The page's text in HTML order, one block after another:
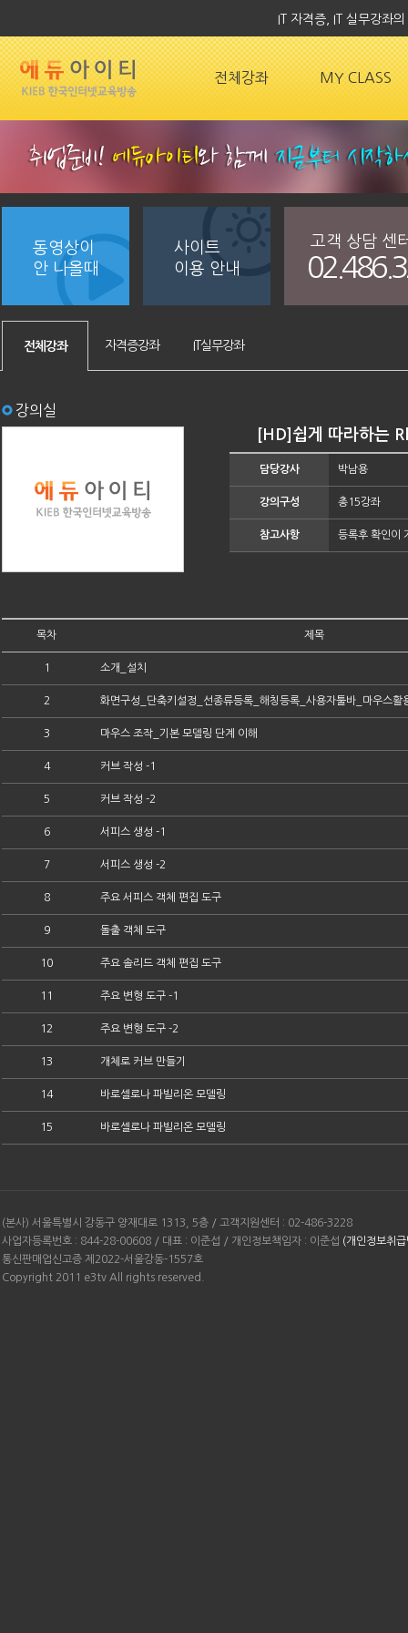
IT 자격증, IT 실무강좌
전체강좌 MY CLASS
동영상이
안 나올때
사이트
이용 안내
고객 상담 센
전체강좌 자격증강좌 IT실무강좌
강의실
[HD]쉽게 따라하는
담당강사 박남용
강의구성 총15강좌
참고사항 등록후 확인이
목차 제목
1 소개_설치
2 화면구성_단축키설정_선종류등록_해칭등록_사용자툴바_마우스활
3 마우스 조작_기본 모델링 단계 이해
4 커브 작성 -1
5 커브 작성 -2
6 서피스 생성 -1
7 서피스 생성 -2
8 주요 서피스 객체 편집 도구
9 돌출 객체 도구
10 주요 솔리드 객체 편집 도구
11 주요 변형 도구 -1
12 주요 변형 도구 -2
13 개체로 커브 만들기
14 바로셀로나 파빌리온 모델링
15 바로셀로나 파빌리온 모델링
(본사) 서울특별시 강동구 양재대로 1313, 5층 / 고객지원센터 : 02-486-3228
사업자등록번호 : 844-28-00608 / 대표 : 이준섭 / 개인정보책임자 : 이준섭 (개인정보취
통신판매업신고증 제2022-서울강동-1557호
Copyright 2011 e3tv All rights reserved.